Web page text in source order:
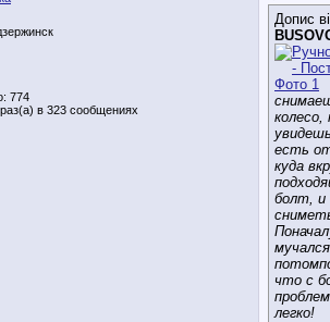
774
в 323 сообщениях
Допис
есть
куда
болт, и
мучался
что с
легко!